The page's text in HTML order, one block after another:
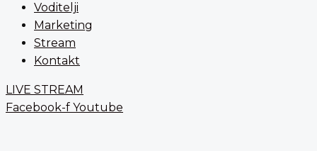
Voditelji
Marketing
Stream
Kontakt
LIVE STREAM
Facebook-f Youtube